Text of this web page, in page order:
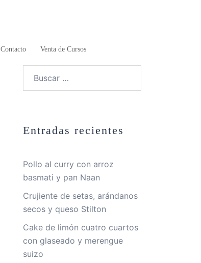
Contacto Venta de Cursos
Entradas recientes
Pollo al curry con arroz
basmati y pan Naan
Crujiente de setas, arándanos
secos y queso Stilton
Cake de limón cuatro cuartos
con glaseado y merengue
suizo